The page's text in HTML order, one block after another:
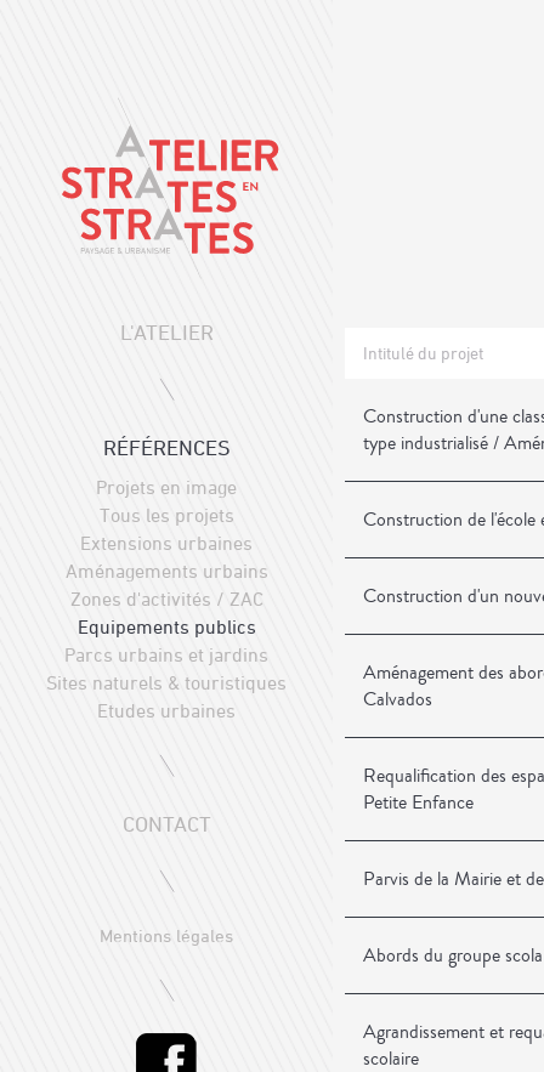
L'ATELIER
RÉFÉRENCES
Projets en image
Tous les projets
Extensions urbaines
Aménagements urbains
Zones d'activités / ZAC
Equipements publics
Parcs urbains et jardins
Sites naturels & touristiques
Etudes urbaines
CONTACT
Mentions légales
Intitulé du projet
Construction d'une
type industrialisé /
Construction de
Construction d'un
Aménagement des
Calvados
Requalification des
Petite Enfance
Parvis de la Mairie et
Abords du groupe
Agrandissement et
scolaire